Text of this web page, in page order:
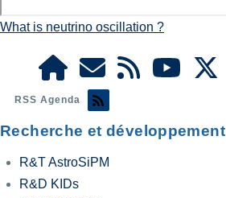
What is neutrino oscillation ?
RSS Agenda
Recherche et développement
R&T AstroSiPM
R&D KIDs